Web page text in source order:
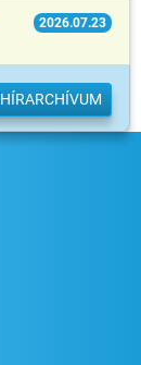
2026.07.23
HÍRARCHÍVUM